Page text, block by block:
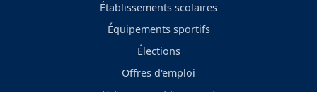
Établissements scolaires
Équipements sportifs
Élections
Offres d'emploi